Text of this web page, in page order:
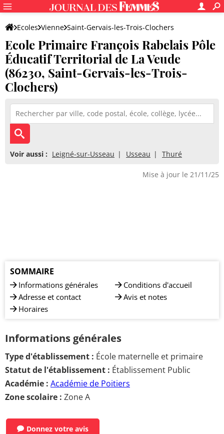
Ecoles Vienne Saint-Gervais-les-Trois-Clochers
Ecole Primaire François Rabelais Pôle Éducatif Territorial de La
Ecole Primaire François Rabelais Pôle
Éducatif Territorial de La Veude
(86230, Saint-Gervais-les-Trois-
Clochers)
Voir aussi : Leigné-sur-Usseau Usseau Thuré
Mise à jour le 21/11/25
SOMMAIRE
Informations générales
Adresse et contact
Horaires
Conditions d'accueil
Avis et notes
Informations générales
Type d'établissement : École maternelle et primaire
Statut de l'établissement : Établissement Public
Académie : Académie de Poitiers
Zone scolaire : Zone A
Donnez votre avis